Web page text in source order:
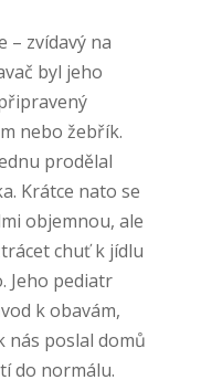
– zvídavý na
byl jeho
nebo žebřík.
prodělal
Krátce nato se
objemnou, ale
chuť k jídlu
Jeho pediatr
k obavám,
nás poslal domů
do normálu.